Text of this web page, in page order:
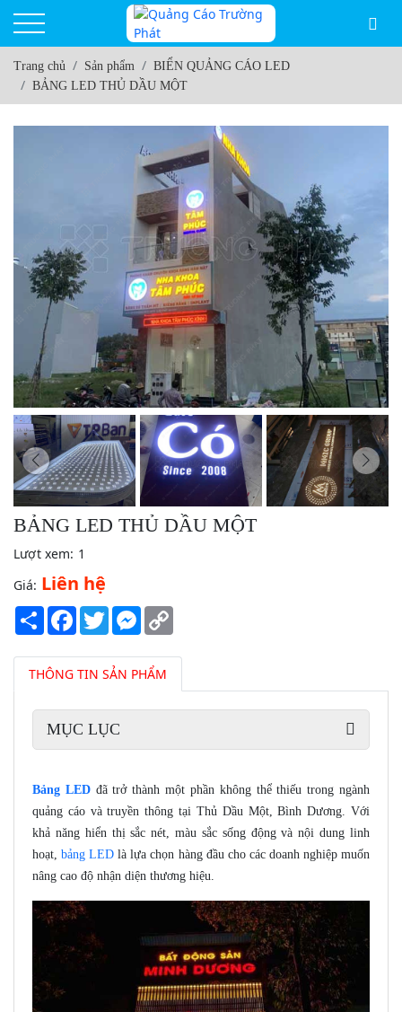
Trang chủ Sản phẩm
BIỂN QUẢNG CÁO LED
BẢNG LED THỦ DẦU MỘT
BẢNG LED THỦ DẦU MỘT
Lượt xem: 1
Giá: Liên hệ
Share Facebook
TwitterMessenger
THÔNG TIN SẢN PHẨM
MỤC LỤC
Bảng LEDđã trở thành một phần không thể thiếu trong ngành
quảng cáo và truyền thông tại Thủ Dầu Một, Bình Dương. Với
khả năng hiển thị sắc nét, màu sắc sống động và nội dung linh
hoạt,bảng LED là lựa chọn hàng đầu cho các doanh nghiệp muốn
nâng cao độ nhận diện thương hiệu.